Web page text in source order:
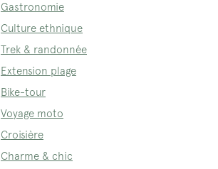
Gastronomie
Culture ethnique
Trek & randonnée
Extension plage
Bike-tour
Voyage moto
Croisière
Charme & chic